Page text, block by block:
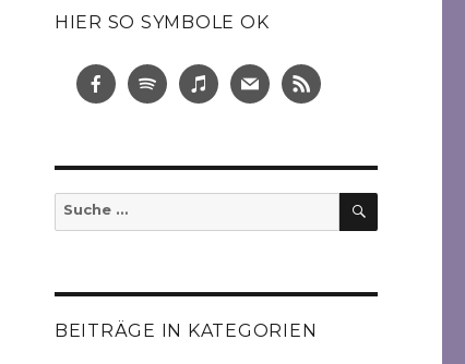
HIER SO SYMBOLE OK
Suche
nach:
SUCHEN
BEITRÄGE IN KATEGORIEN